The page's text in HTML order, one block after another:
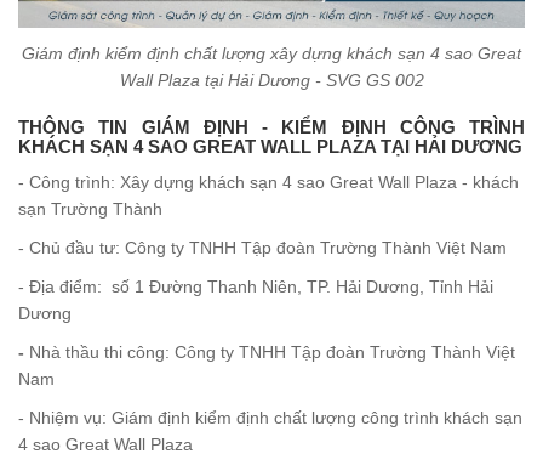
Giám định kiểm định chất lượng xây dựng khách sạn 4 sao Great
Wall Plaza tại Hải Dương - SVG GS 002
THÔNG TIN GIÁM ĐỊNH - KIỂM ĐỊNH CÔNG TRÌNH
KHÁCH SẠN 4 SAO GREAT WALL PLAZA TẠI HẢI DƯƠNG
- Công trình: Xây dựng khách sạn 4 sao Great Wall Plaza - khách
sạn Trường Thành
- Chủ đầu tư: Công ty TNHH Tập đoàn Trường Thành Việt Nam
- Địa điểm: số 1 Đường Thanh Niên, TP. Hải Dương, Tỉnh Hải
Dương
- Nhà thầu thi công: Công ty TNHH Tập đoàn Trường Thành Việt
Nam
- Nhiệm vụ: Giám định kiểm định chất lượng công trình khách sạn
4 sao Great Wall Plaza